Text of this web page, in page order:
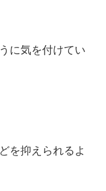
に気を付けてい
を抑えられるよ